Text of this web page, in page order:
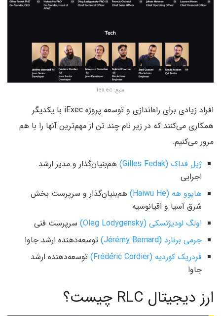
منبع: iex.ec
افراد زیادی برای راه‌اندازی و توسعه پروژه iExec با یکدیگر
همکاری می‌کنند که در زیر نام چند تن از مهم‌ترین آنها را با هم
مرور می‌کنیم.
ژیل فداک (Gilles Fedak)
هم‌بنیان‌گذار و مدیر ارشد
اجرایی
هایوو هه (Haiwu He)
هم‌بنیان‌گذار و سرپرست بخش
شرق آسیا و اقیانوسیه
اولگ لودیژنسکی (Oleg Lodygensky)
سرپرست فنی
جرمی برنارد (Jérémy Bernard)
توسعه‌دهنده ارشد جاوا
فردریک کوردیه (Frédéric Cordier)
توسعه‌دهنده ارشد
جاوا
ارز دیجیتال RLC چیست؟